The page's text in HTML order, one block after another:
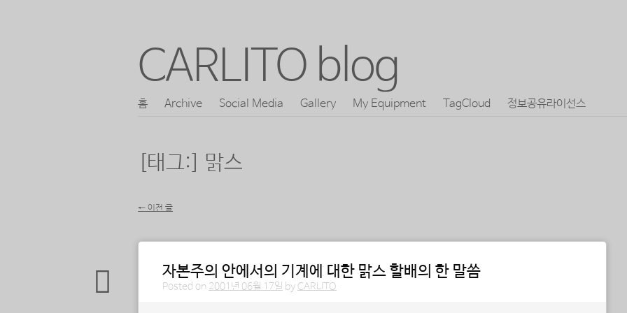
CARLITO blog
콘
로
로
홈 Archive Social Media Gallery My Equipment TagCloud 정보공유라이선스
[태그:] 맑스
포스트 내비게이션
← 이전 글
자본주의 안에서의 기계에 대한 맑스 할배의 한 말씀
Posted on 2001년 06월 17일 by CARLITO